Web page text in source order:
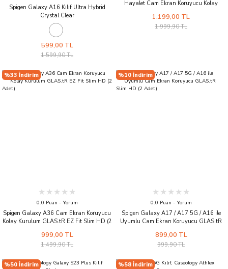
Spigen Galaxy A16 Kılıf Ultra Hybrid
Crystal Clear
599,00 TL
1.599,90 TL
Hayalet Cam Ekran Koruyucu Kolay
Adet)
1.199,00 TL
1.999,90 TL
%33 İndirim
0.0 Puan - Yorum
Spigen Galaxy A36 Cam Ekran Koruyucu
Kolay Kurulum GLAS.tR EZ Fit Slim HD (2
999,00 TL
1.499,90 TL
%10 İndirim
0.0 Puan - Yorum
Spigen Galaxy A17 / A17 5G / A16 ile
Uyumlu Cam Ekran Koruyucu GLAS.tR
899,00 TL
999,90 TL
%50 İndirim %58 İndirim